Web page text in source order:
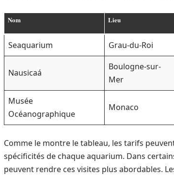
Nom Lieu
Seaquarium Grau-du-Roi
Nausicaá
Boulogne-sur-
Mer
Musée
Océanographique
Monaco
Comme le montre le tableau, les tarifs
spécificités de chaque aquarium. Dans
peuvent rendre ces visites plus abordables.